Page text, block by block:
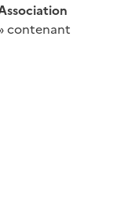
contenant